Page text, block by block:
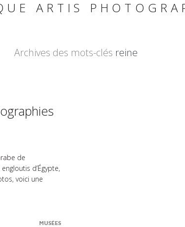
ARTIS
Archives des mots-clés reine
de
d’Égypte,
voici une
MUSÉES